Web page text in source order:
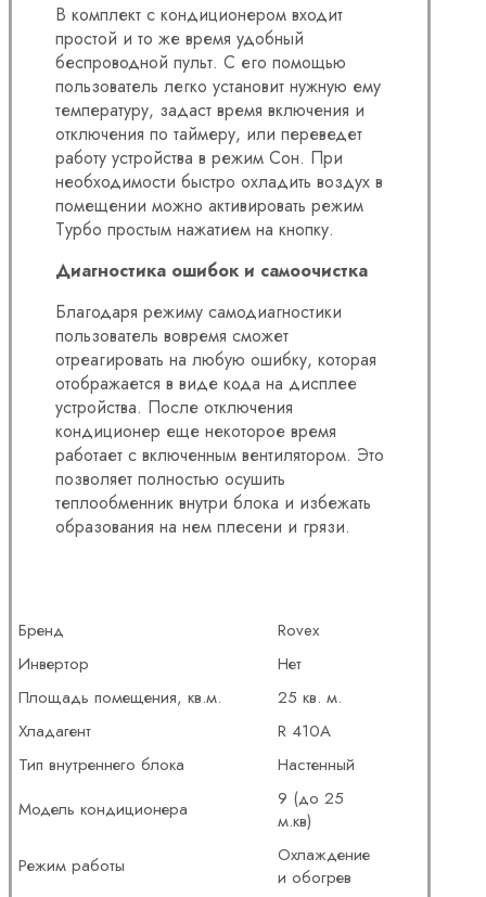
В комплект с кондиционером входит
простой и то же время удобный
беспроводной пульт. С его помощью
пользователь легко установит нужную ему
температуру, задаст время включения и
отключения по таймеру, или переведет
работу устройства в режим Сон. При
необходимости быстро охладить воздух в
помещении можно активировать режим
Турбо простым нажатием на кнопку.
Диагностика ошибок и самоочистка
Благодаря режиму самодиагностики
пользователь вовремя сможет
отреагировать на любую ошибку, которая
отображается в виде кода на дисплее
устройства. После отключения
кондиционер еще некоторое время
работает с включенным вентилятором. Это
позволяет полностью осушить
теплообменник внутри блока и избежать
образования на нем плесени и грязи.
Бренд
Rovex
Инвертор
Нет
Площадь помещения, кв.м.
25 кв. м.
Хладагент
R 410A
Тип внутреннего блока
Настенный
Модель кондиционера
9 (до 25
м.кв)
Режим работы
Охлаждение
и обогрев